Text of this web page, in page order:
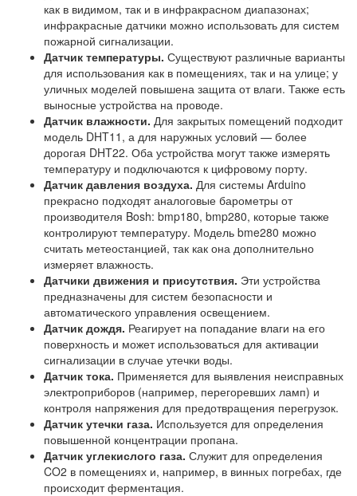
как в видимом, так и в инфракрасном диапазонах;
инфракрасные датчики можно использовать для систем
пожарной сигнализации.
Датчик температуры. Существуют различные варианты
для использования как в помещениях, так и на улице; у
уличных моделей повышена защита от влаги. Также есть
выносные устройства на проводе.
Датчик влажности. Для закрытых помещений подходит
модель DHT11, а для наружных условий — более
дорогая DHT22. Оба устройства могут также измерять
температуру и подключаются к цифровому порту.
Датчик давления воздуха. Для системы Arduino
прекрасно подходят аналоговые барометры от
производителя Bosh: bmp180, bmp280, которые также
контролируют температуру. Модель bme280 можно
считать метеостанцией, так как она дополнительно
измеряет влажность.
Датчики движения и присутствия. Эти устройства
предназначены для систем безопасности и
автоматического управления освещением.
Датчик дождя. Реагирует на попадание влаги на его
поверхность и может использоваться для активации
сигнализации в случае утечки воды.
Датчик тока. Применяется для выявления неисправных
электроприборов (например, перегоревших ламп) и
контроля напряжения для предотвращения перегрузок.
Датчик утечки газа. Используется для определения
повышенной концентрации пропана.
Датчик углекислого газа. Служит для определения
CO2 в помещениях и, например, в винных погребах, где
происходит ферментация.